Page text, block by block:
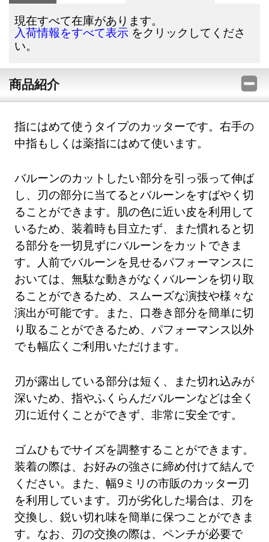
現在すべて在庫があります。
入荷情報をすべて表示 をクリックしてくださ
い。
商品紹介
指にはめて使うタイプのカッターです。右手の
中指もしくは薬指にはめて使います。
バルーンのカットしたい部分を引っ張って伸ば
し、刃の部分に当てるとバルーンをすばやく切
ることができます。肌の色に近い皮を利用して
いるため、装着時も目立たず、また慣れると切
る部分を一切見ずにバルーンをカットできま
す。人前でバルーンを見せるパフォーマンスに
おいては、無駄な動きがなくバルーンを切り取
ることができるため、スムーズな演技や様々な
演出が可能です。また、口巻き部分を簡単に切
り取ることができるため、パフォーマンス以外
でも幅広くご利用いただけます。
刃が露出している部分は短く、また切れ込みが
深いため、指やふくらんだバルーンなどは全く
刃に近付くことができず、非常に安全です。
ゴムひもでサイズを調整することができます。
装着の際は、お好みの強さに締め付けて結んで
ください。また、幅9ミリの市販のカッター刃
を利用しています。刃が劣化した場合は、刃を
交換し、鋭い切れ味を簡単に保つことができま
す。なお、刃の交換の際は、ペンチが必要で